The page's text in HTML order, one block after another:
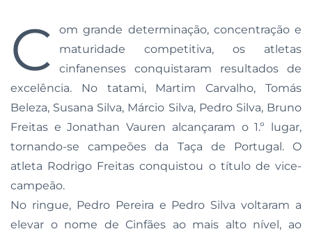
C
om grande determinação, concentração e
maturidade competitiva, os atletas
cinfanenses conquistaram resultados de
excelência. No tatami, Martim Carvalho, Tomás
Beleza, Susana Silva, Márcio Silva, Pedro Silva, Bruno
Freitas e Jonathan Vauren alcançaram o 1.º lugar,
tornando-se campeões da Taça de Portugal. O
atleta Rodrigo Freitas conquistou o título de vice-
campeão.
No ringue, Pedro Pereira e Pedro Silva voltaram a
elevar o nome de Cinfães ao mais alto nível, ao